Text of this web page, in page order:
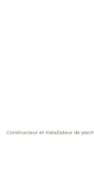
Constructeur et installateur de